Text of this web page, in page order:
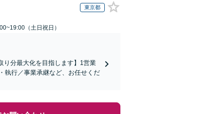
東京都
（土日祝日）
り分最大化を目指します】1営業
執行／事業承継など、お任せくだ